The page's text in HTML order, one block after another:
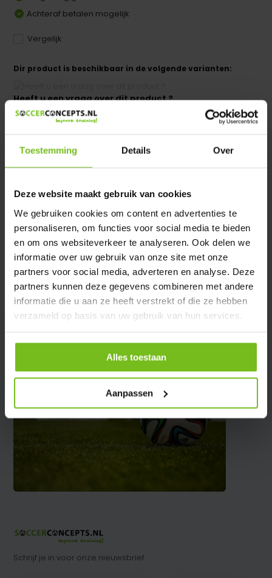
Toestemming Details Over
Deze website maakt gebruik van cookies
We gebruiken cookies om content en advertenties te
personaliseren, om functies voor social media te bieden
en om ons websiteverkeer te analyseren. Ook delen we
informatie over uw gebruik van onze site met onze
partners voor social media, adverteren en analyse. Deze
partners kunnen deze gegevens combineren met andere
informatie die u aan ze heeft verstrekt of die ze hebben
verzameld op basis van uw gebruik van hun services.
Alles toestaan
Aanpassen
Achteraf betalen mogelijk
Vergelijk
Dir product is beschikbaar in de volgende varianten:
Heeft u een vraag over dit product ?
We helpen u graag met meer informatie
Specificaties
Reviews
Delen
Schrijf je in voor onze nieuwsbrief